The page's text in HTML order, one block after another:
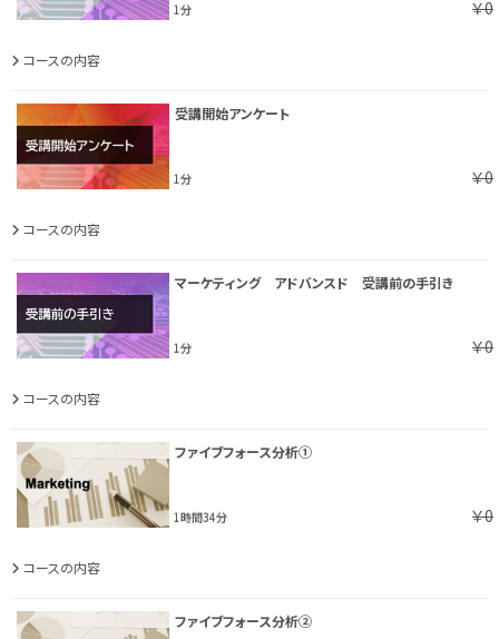
1分 ￥0
コースの内容
受講開始アンケート
1分 ￥0
コースの内容
マーケティング アドバンスド 受講前の手引き
1分 ￥0
コースの内容
ファイブフォース分析①
1時間34分 ￥0
コースの内容
ファイブフォース分析②